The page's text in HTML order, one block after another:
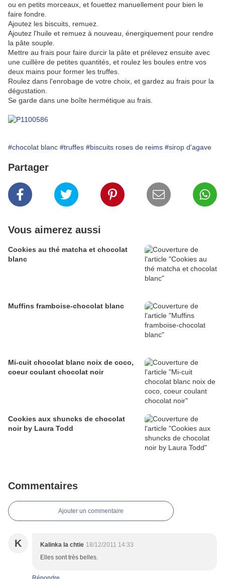
ou en petits morceaux, et fouettez manuellement pour bien le
faire fondre.
Ajoutez les biscuits, remuez.
Ajoutez l'huile et remuez à nouveau, énergiquement pour rendre
la pâte souple.
Mettre au frais pour faire durcir la pâte et prélevez ensuite avec
une cuillère de petites quantités, et roulez les boules entre vos
deux mains pour former les truffes.
Roulez dans l'enrobage de votre choix, et gardez au frais pour la
dégustation.
Se garde dans une boîte hermétique au frais.
#chocolat blanc #truffes #biscuits roses de reims #sirop d'agave
Partager
Vous aimerez aussi
Cookies au thé matcha et chocolat
blanc
Muffins framboise-chocolat blanc
Mi-cuit chocolat blanc noix de coco,
coeur coulant chocolat noir
Cookies aux shuncks de chocolat
noir by Laura Todd
Commentaires
Ajouter un commentaire
K Kalinka la chtie 18/12/2011 14:33
Elles sont très belles.